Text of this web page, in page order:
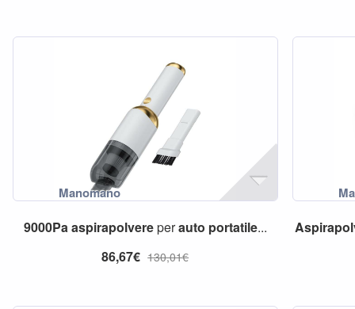
9000Paaspirapolvereperauto portatile...
86,67€ 130,01€